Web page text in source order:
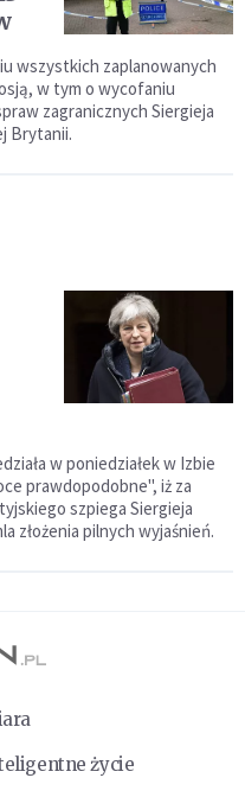
wszystkich zaplanowanych
w tym o wycofaniu
zagranicznych Siergieja
Brytanii.
w poniedziałek w Izbie
prawdopodobne", iż za
szpiega Siergieja
złożenia pilnych wyjaśnień.
życie